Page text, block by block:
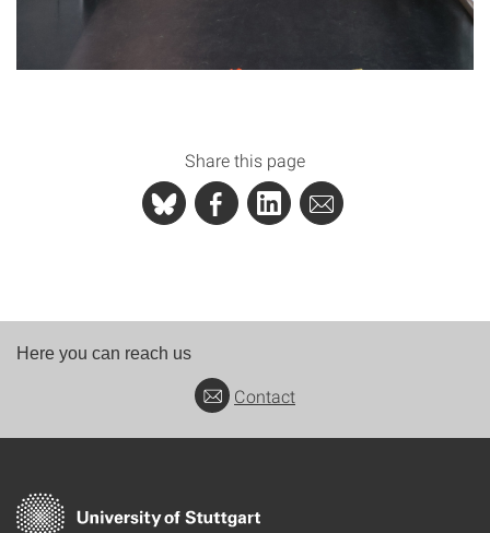
Share this page
Here you can reach us
Contact